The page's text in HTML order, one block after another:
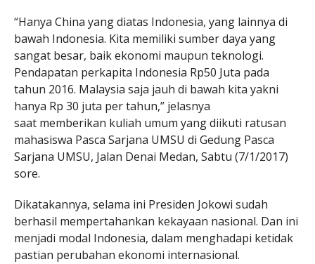
“Hanya China yang diatas Indonesia, yang lainnya di
bawah Indonesia. Kita memiliki sumber daya yang
sangat besar, baik ekonomi maupun teknologi.
Pendapatan perkapita Indonesia Rp50 Juta pada
tahun 2016. Malaysia saja jauh di bawah kita yakni
hanya Rp 30 juta per tahun,” jelasnya
saat memberikan kuliah umum yang diikuti ratusan
mahasiswa Pasca Sarjana UMSU di Gedung Pasca
Sarjana UMSU, Jalan Denai Medan, Sabtu (7/1/2017)
sore.
Dikatakannya, selama ini Presiden Jokowi sudah
berhasil mempertahankan kekayaan nasional. Dan ini
menjadi modal Indonesia, dalam menghadapi ketidak
pastian perubahan ekonomi internasional.